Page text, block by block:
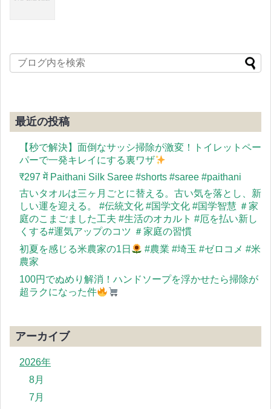
最近の投稿
【秒で解決】面倒なサッシ掃除が激変！トイレットペー
パーで一発キレイにする裏ワザ
​₹297 में Paithani Silk Saree #shorts #saree #paithani
古いタオルは三ヶ月ごとに替える。古い気を落とし、新
しい運を迎える。 #伝統文化 #国学文化 #国学智慧 ＃家
庭のこまごました工夫 #生活のオカルト #厄を払い新し
くする#運気アップのコツ ＃家庭の習慣
初夏を感じる米農家の1日
#農業 #埼玉 #ゼロコメ #米
農家
100円でぬめり解消！ハンドソープを浮かせたら掃除が
超ラクになった件
アーカイブ
2026年
8月
7月